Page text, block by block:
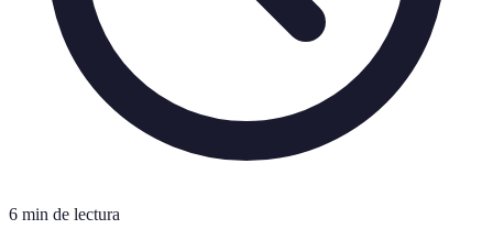
6 min de lectura